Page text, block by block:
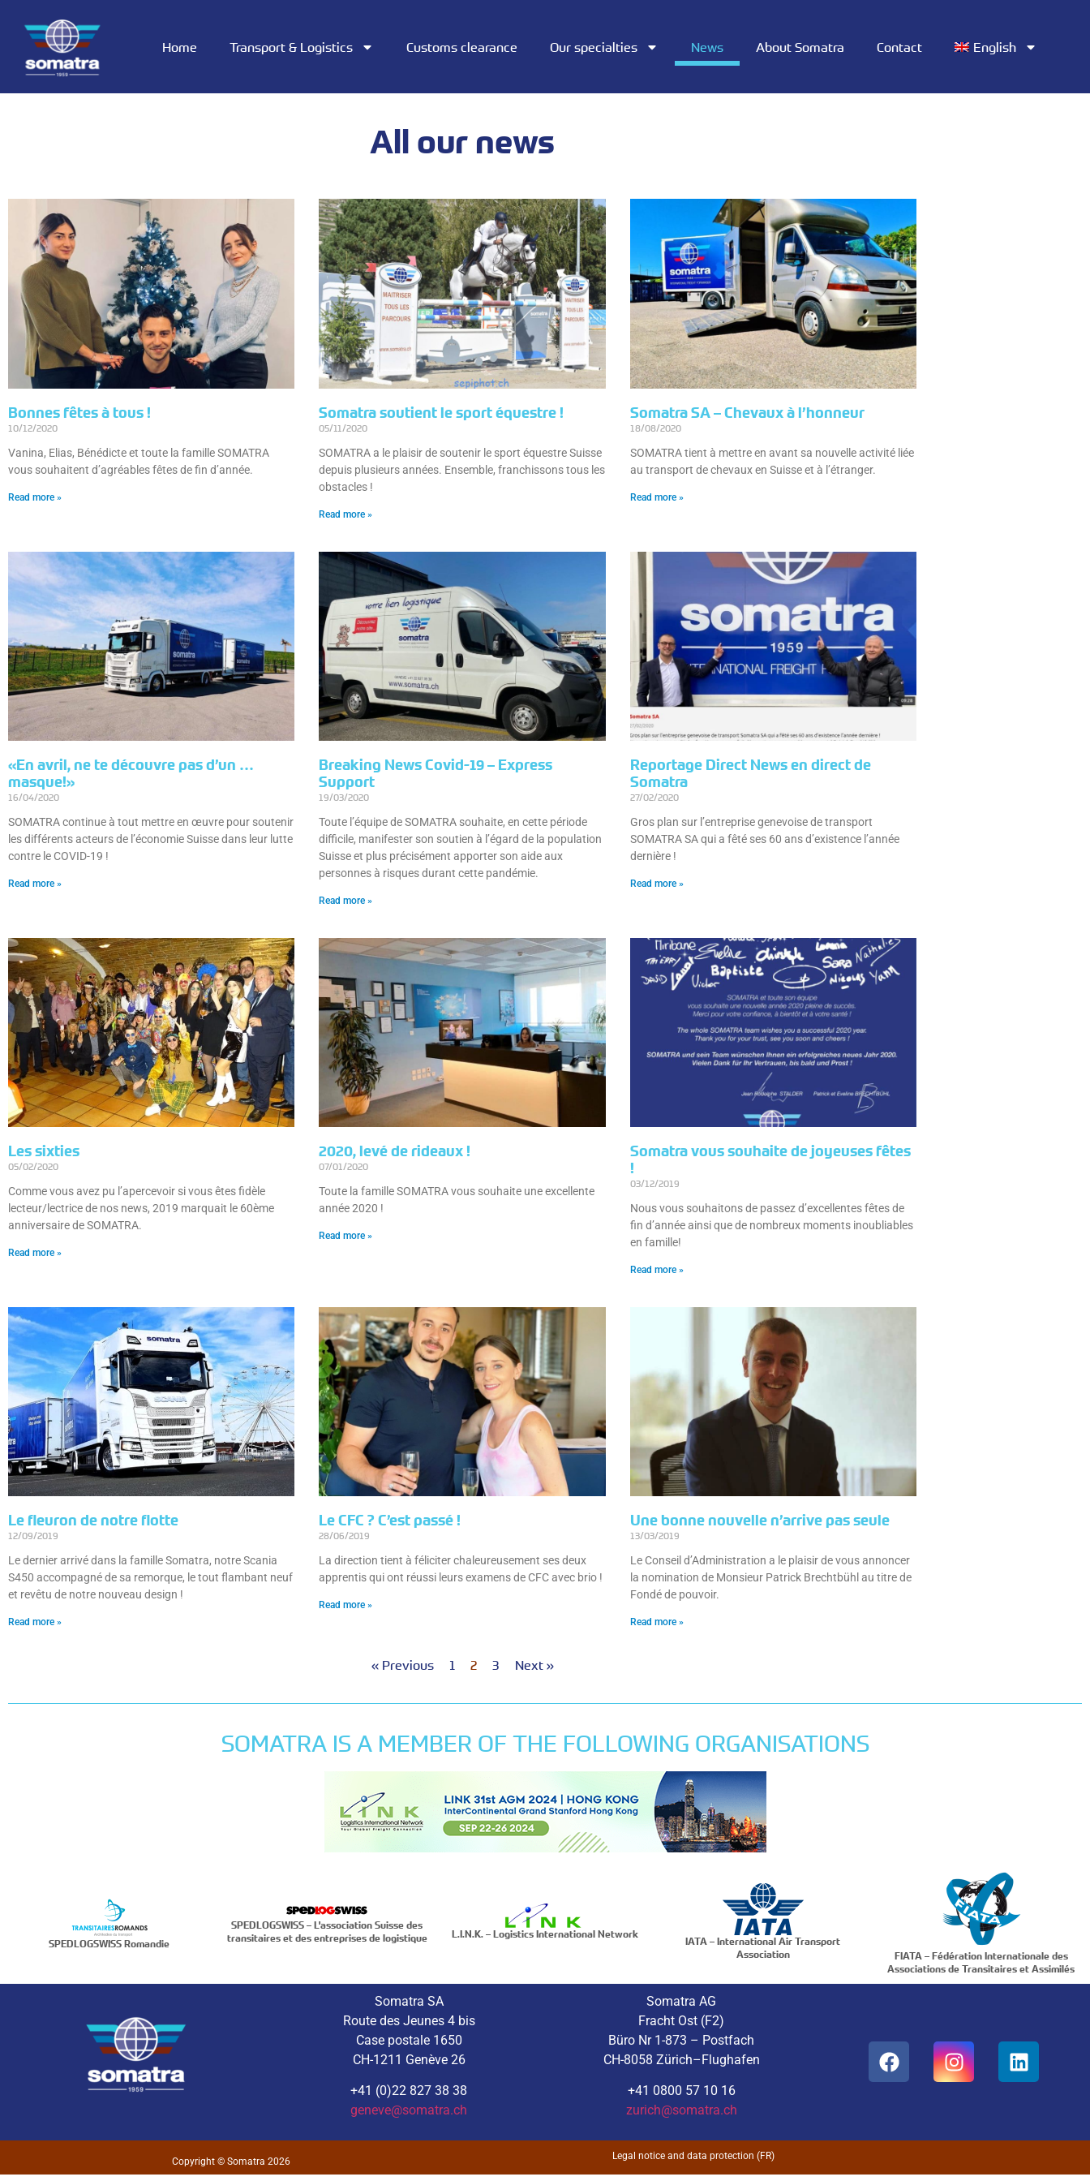
Home Transport & Logistics Customs clearance Our specialties News About Somatra Contact English
All our news
Bonnes fêtes à tous !
10/12/2020
Vanina, Elias, Bénédicte et toute la famille SOMATRA
vous souhaitent d’agréables fêtes de fin d’année.
Read more »
Somatra soutient le sport équestre !
05/11/2020
SOMATRA a le plaisir de soutenir le sport équestre Suisse
depuis plusieurs années. Ensemble, franchissons tous les
obstacles !
Read more »
Somatra SA – Chevaux à l’honneur
18/08/2020
SOMATRA tient à mettre en avant sa nouvelle activité liée
au transport de chevaux en Suisse et à l’étranger.
Read more »
«En avril, ne te découvre pas d’un …
masque!»
16/04/2020
SOMATRA continue à tout mettre en œuvre pour soutenir
les différents acteurs de l’économie Suisse dans leur lutte
contre le COVID-19 !
Read more »
Breaking News Covid-19 – Express
Support
19/03/2020
Toute l’équipe de SOMATRA souhaite, en cette période
difficile, manifester son soutien à l’égard de la population
Suisse et plus précisément apporter son aide aux
personnes à risques durant cette pandémie.
Read more »
Reportage Direct News en direct de
Somatra
27/02/2020
Gros plan sur l’entreprise genevoise de transport
SOMATRA SA qui a fêté ses 60 ans d’existence l’année
dernière !
Read more »
Les sixties
05/02/2020
Comme vous avez pu l’apercevoir si vous êtes fidèle
lecteur/lectrice de nos news, 2019 marquait le 60ème
anniversaire de SOMATRA.
Read more »
2020, levé de rideaux !
07/01/2020
Toute la famille SOMATRA vous souhaite une excellente
année 2020 !
Read more »
Somatra vous souhaite de joyeuses fêtes
!
03/12/2019
Nous vous souhaitons de passez d’excellentes fêtes de
fin d’année ainsi que de nombreux moments inoubliables
en famille!
Read more »
Le fleuron de notre flotte
12/09/2019
Le dernier arrivé dans la famille Somatra, notre Scania
S450 accompagné de sa remorque, le tout flambant neuf
et revêtu de notre nouveau design !
Read more »
Le CFC ? C’est passé !
28/06/2019
La direction tient à féliciter chaleureusement ses deux
apprentis qui ont réussi leurs examens de CFC avec brio !
Read more »
Une bonne nouvelle n’arrive pas seule
13/03/2019
Le Conseil d’Administration a le plaisir de vous annoncer
la nomination de Monsieur Patrick Brechtbühl au titre de
Fondé de pouvoir.
Read more »
« Previous 1 2 3 Next »
SOMATRA IS A MEMBER OF THE FOLLOWING ORGANISATIONS
SPEDLOGSWISS Romandie
SPEDLOGSWISS – L'association Suisse des
transitaires et des entreprises de logistique
L.I.N.K. – Logistics International Network
IATA – International Air Transport
Association
FIATA – Fédération Internationale des
Associations de Transitaires et Assimilés
Somatra SA
Route des Jeunes 4 bis
Case postale 1650
CH-1211 Genève 26
+41 (0)22 827 38 38
geneve@somatra.ch
Somatra AG
Fracht Ost (F2)
Büro Nr 1-873 – Postfach
CH-8058 Zürich–Flughafen
+41 0800 57 10 16
zurich@somatra.ch
Copyright © Somatra 2026
Legal notice and data protection (FR)